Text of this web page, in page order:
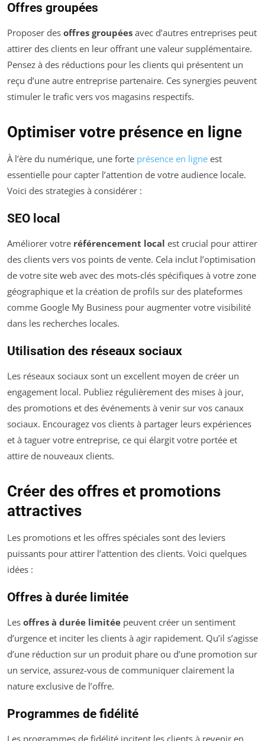
Offres groupées
Proposer des offres groupées avec d’autres entreprises peut
attirer des clients en leur offrant une valeur supplémentaire.
Pensez à des réductions pour les clients qui présentent un
reçu d’une autre entreprise partenaire. Ces synergies peuvent
stimuler le trafic vers vos magasins respectifs.
Optimiser votre présence en ligne
À l’ère du numérique, une forte présence en ligne est
essentielle pour capter l’attention de votre audience locale.
Voici des strategies à considérer :
SEO local
Améliorer votre référencement local est crucial pour attirer
des clients vers vos points de vente. Cela inclut l’optimisation
de votre site web avec des mots-clés spécifiques à votre zone
géographique et la création de profils sur des plateformes
comme Google My Business pour augmenter votre visibilité
dans les recherches locales.
Utilisation des réseaux sociaux
Les réseaux sociaux sont un excellent moyen de créer un
engagement local. Publiez régulièrement des mises à jour,
des promotions et des événements à venir sur vos canaux
sociaux. Encouragez vos clients à partager leurs expériences
et à taguer votre entreprise, ce qui élargit votre portée et
attire de nouveaux clients.
Créer des offres et promotions
attractives
Les promotions et les offres spéciales sont des leviers
puissants pour attirer l’attention des clients. Voici quelques
idées :
Offres à durée limitée
Les offres à durée limitée peuvent créer un sentiment
d’urgence et inciter les clients à agir rapidement. Qu’il s’agisse
d’une réduction sur un produit phare ou d’une promotion sur
un service, assurez-vous de communiquer clairement la
nature exclusive de l’offre.
Programmes de fidélité
Les programmes de fidélité incitent les clients à revenir en